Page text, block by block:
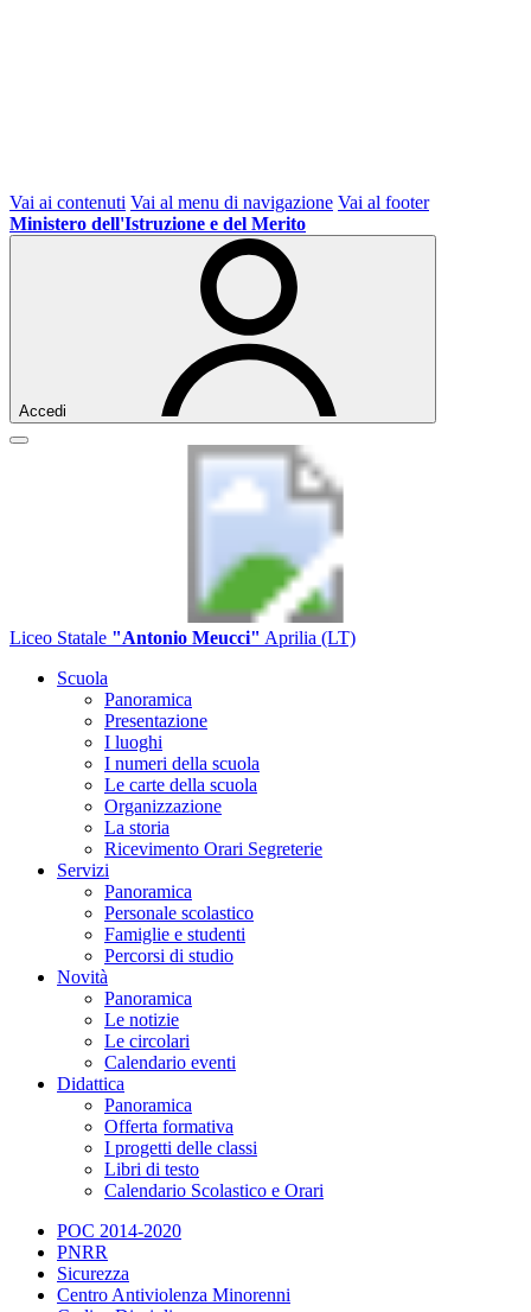
Vai ai contenuti Vai al menu di navigazione Vai al footer
Ministero dell'Istruzione e del Merito
Accedi
Liceo Statale "Antonio Meucci" Aprilia (LT)
Scuola
Panoramica
Presentazione
I luoghi
I numeri della scuola
Le carte della scuola
Organizzazione
La storia
Ricevimento Orari Segreterie
Servizi
Panoramica
Personale scolastico
Famiglie e studenti
Percorsi di studio
Novità
Panoramica
Le notizie
Le circolari
Calendario eventi
Didattica
Panoramica
Offerta formativa
I progetti delle classi
Libri di testo
Calendario Scolastico e Orari
POC 2014-2020
PNRR
Sicurezza
Centro Antiviolenza Minorenni